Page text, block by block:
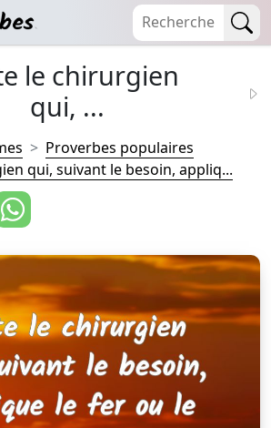
le chirurgien
qui, ...
Proverbes populaires
qui, suivant le besoin, appliq...